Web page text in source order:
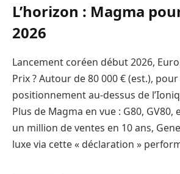
L’horizon : Magma
2026
Lancement coréen début 2026,
Prix ? Autour de 80 000 € (est.),
positionnement au-dessus de
Plus de Magma en vue : G80, GV80,
un million de ventes en 10 ans,
luxe via cette « déclaration »